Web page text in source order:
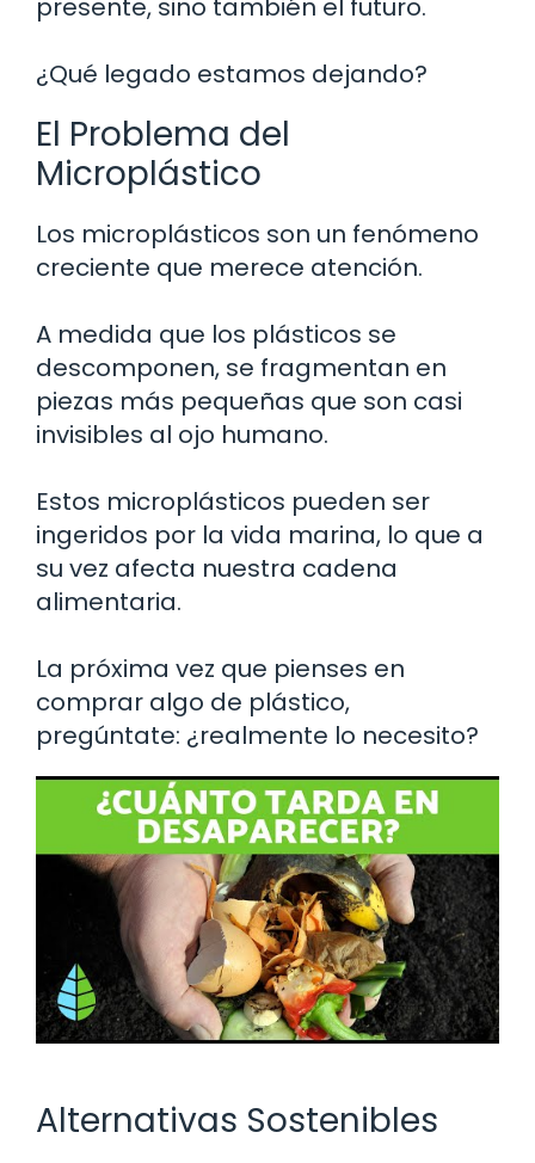
presente, sino también el futuro.
¿Qué legado estamos dejando?
El Problema del
Microplástico
Los microplásticos son un fenómeno
creciente que merece atención.
A medida que los plásticos se
descomponen, se fragmentan en
piezas más pequeñas que son casi
invisibles al ojo humano.
Estos microplásticos pueden ser
ingeridos por la vida marina, lo que a
su vez afecta nuestra cadena
alimentaria.
La próxima vez que pienses en
comprar algo de plástico,
pregúntate: ¿realmente lo necesito?
Alternativas Sostenibles